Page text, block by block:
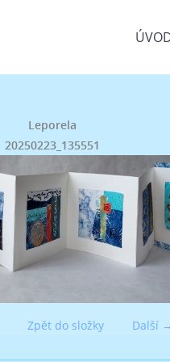
Leporela
20250223_135551
Další →
Zpět do složky